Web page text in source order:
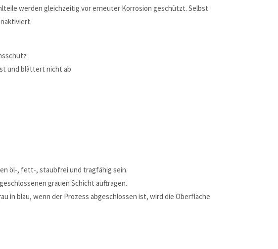
werden gleichzeitig vor erneuter Korrosion geschützt. Selbst
und blättert nicht ab
öl-, fett-, staubfrei und tragfähig sein.
grauen Schicht auftragen.
in blau, wenn der Prozess abgeschlossen ist, wird die Oberfläche